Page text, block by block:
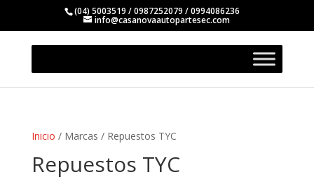
(04) 5003519 / 0987252079 / 0994086236
info@casanovaautopartesec.com
Inicio / Marcas / Repuestos TYC
Repuestos TYC